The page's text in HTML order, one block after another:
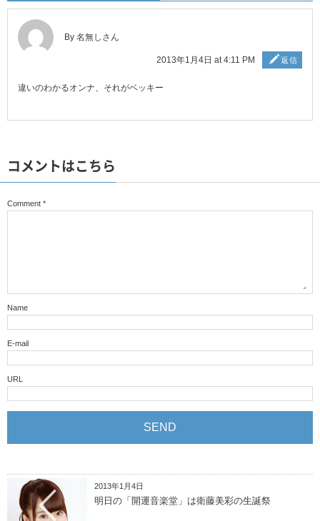
By 名無しさん
2013年1月4日 at 4:11 PM 返信
違いのわかるオンナ、それがベッキー
コメントはこちら
Comment *
Name
E-mail
URL
2013年1月4日
明日の「開運音楽堂」は衛藤美彩の生誕祭